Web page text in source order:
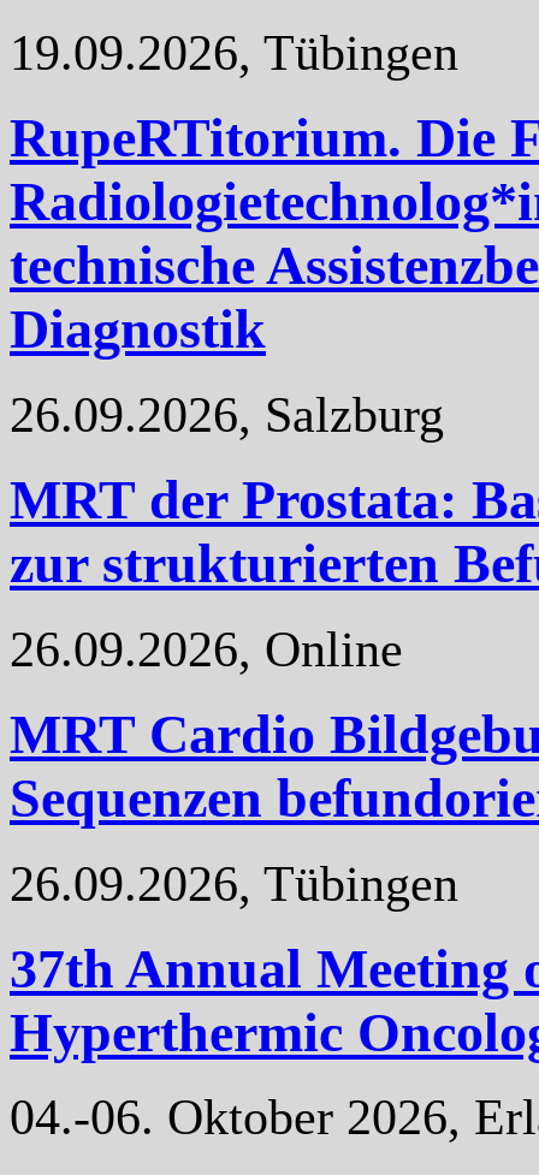
19.09.2026, Tübingen
RupeRTitorium. Die
technische
Diagnostik
26.09.2026, Salzburg
MRT der Prostata:
zur strukturierten
26.09.2026, Online
MRT Cardio
Sequenzen
26.09.2026, Tübingen
37th Annual Meeting
Hyperthermic
04.-06. Oktober 2026,